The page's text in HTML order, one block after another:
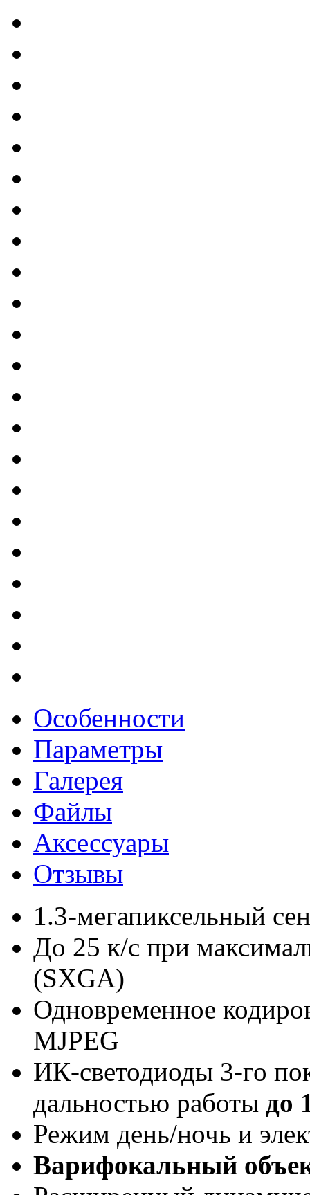
Особенности
Параметры
Галерея
Файлы
Аксессуары
Отзывы
1.3-мегапиксельный
До 25 к/с при
(SXGA)
Одновременное
MJPEG
ИК-светодиоды 3-го
дальностью работы до
Режим день/ночь и
Варифокальный